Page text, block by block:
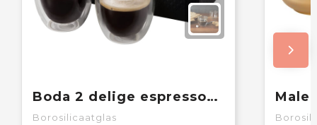
Boda 2 delige espressoset van glas
Borosilicaatglas